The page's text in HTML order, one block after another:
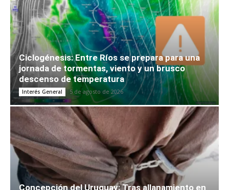
Ciclogénesis: Entre Ríos se prepara para una
jornada de tormentas, viento y un brusco
descenso de temperatura
Interés General 5 de agosto de 2026
Concepción del Uruguay: Tras allanamiento en